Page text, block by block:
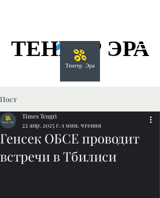
ТЕНГЕР ЭРА
ТЕНГЕР ЭРА
Пост
Генсек ОБСЕ проводит
встречи в Тбилиси
Times Tengri
22 апр. 2025 г. 1 мин. чтения